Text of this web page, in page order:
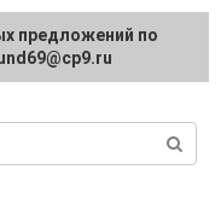
предложений по